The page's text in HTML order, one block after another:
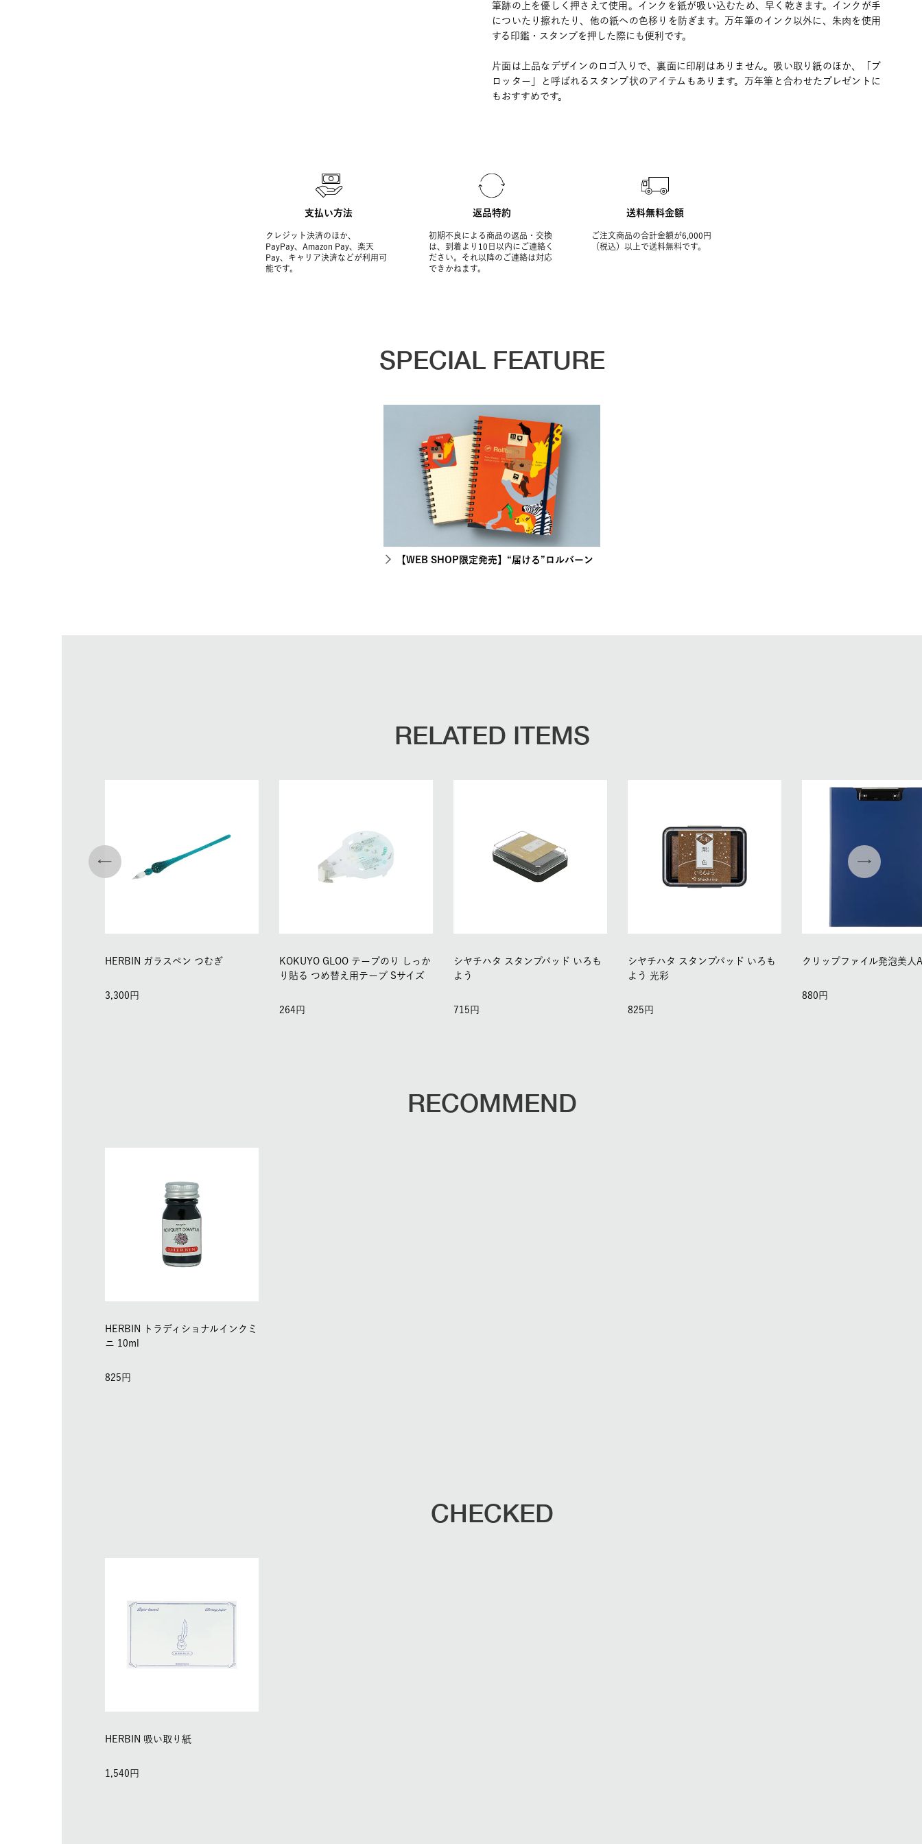
筆跡の上を優しく押さえて使用。インクを紙が吸い込むため、早く乾きます。インクが手
についたり擦れたり、他の紙への色移りを防ぎます。万年筆のインク以外に、朱肉を使用
する印鑑・スタンプを押した際にも便利です。
片面は上品なデザインのロゴ入りで、裏面に印刷はありません。吸い取り紙のほか、「ブ
ロッター」と呼ばれるスタンプ状のアイテムもあります。万年筆と合わせたプレゼントに
もおすすめです。
支払い方法
クレジット決済のほか、
PayPay、Amazon Pay、楽天
Pay、キャリア決済などが利用可
能です。
返品特約
初期不良による商品の返品・交換
は、到着より10日以内にご連絡く
ださい。それ以降のご連絡は対応
できかねます。
送料無料金額
ご注文商品の合計金額が6,000円
（税込）以上で送料無料です。
SPECIAL FEATURE
【WEB SHOP限定発売】“届ける”ロルバーン
RELATED ITEMS
HERBIN ガラスペン つむぎ
3,300
KOKUYO GLOO テープのり しっか
り貼る つめ替え用テープ Sサイズ
264
シヤチハタ スタンプパッド いろも
よう
715
シヤチハタ スタンプパッド いろも
よう 光彩
825
クリップファイル発泡美人
880
RECOMMEND
HERBIN トラディショナルインクミ
ニ 10ml
825
CHECKED
HERBIN 吸い取り紙
1,540